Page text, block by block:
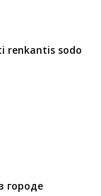
renkantis sodo
городе